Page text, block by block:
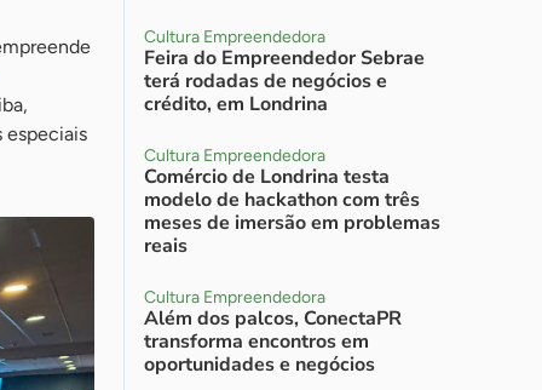
especiais
Cultura Empreendedora
Feira do Empreendedor Sebrae
terá rodadas de negócios e
crédito, em Londrina
Cultura Empreendedora
Comércio de Londrina testa
modelo de hackathon com três
meses de imersão em problemas
reais
Cultura Empreendedora
Além dos palcos, ConectaPR
transforma encontros em
oportunidades e negócios